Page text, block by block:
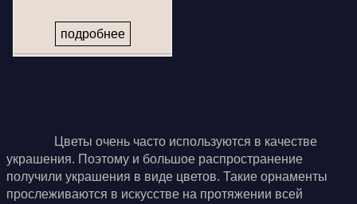
подробнее
Цветы очень часто используются в качестве
украшения. Поэтому и большое распространение
получили украшения в виде цветов. Такие орнаменты
прослеживаются в искусстве на протяжении всей